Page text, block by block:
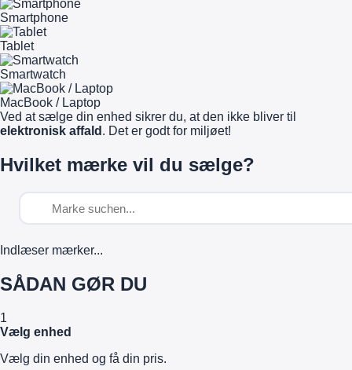
Smartphone
Tablet
Smartwatch
MacBook / Laptop
Ved at sælge din enhed sikrer du, at den ikke bliver til
elektronisk affald . Det er godt for miljøet!
Hvilket mærke vil du sælge?
Indlæser mærker...
SÅDAN GØR DU
1
Vælg enhed
Vælg din enhed og få din pris.